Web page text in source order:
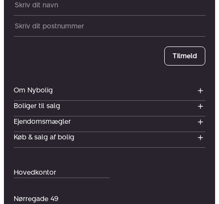
Hovedkontor
Nørregade 49
Om Nybolig
Boliger til salg
Ejendomsmægler
Køb & salg af bolig
Dit navn:
Postnummer
Tilmeld